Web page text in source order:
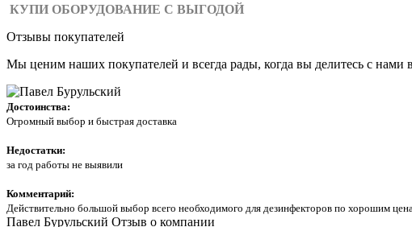
КУПИ ОБОРУДОВАНИЕ С ВЫГОДОЙ
Отзывы покупателей
Мы ценим наших покупателей и всегда рады, когда вы делитесь с нами
Достоинства:
Огромный выбор и быстрая доставка
Недостатки:
за год работы не выявили
Комментарий:
Действительно большой выбор всего необходимого для дезинфекторов по хорошим
Павел Бурульский Отзыв о компании